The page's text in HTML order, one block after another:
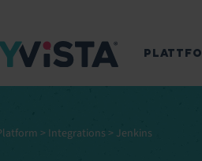
> Integrations> Jenkins